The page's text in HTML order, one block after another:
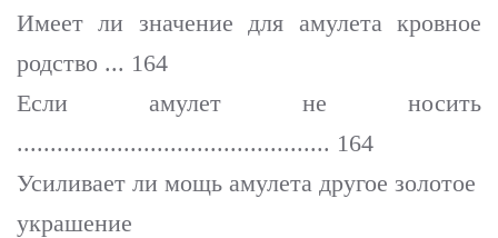
Имеет ли значение для амулета кровное
родство ... 164
Если амулет не носить
............................................... 164
Усиливает ли мощь амулета другое золотое
украшение